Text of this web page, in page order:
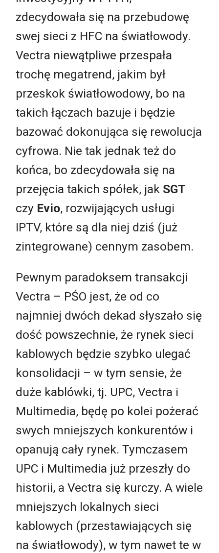
zdecydowała się na przebudowę
swej sieci z HFC na światłowody.
Vectra niewątpliwe przespała
trochę megatrend, jakim był
przeskok światłowodowy, bo na
takich łączach bazuje i będzie
bazować dokonująca się rewolucja
cyfrowa. Nie tak jednak też do
końca, bo zdecydowała się na
przejęcia takich spółek, jak SGT
czy Evio, rozwijających usługi
IPTV, które są dla niej dziś (już
zintegrowane) cennym zasobem.
Pewnym paradoksem transakcji
Vectra – PŚO jest, że od co
najmniej dwóch dekad słyszało się
dość powszechnie, że rynek sieci
kablowych będzie szybko ulegać
konsolidacji – w tym sensie, że
duże kablówki, tj. UPC, Vectra i
Multimedia, będę po kolei pożerać
swych mniejszych konkurentów i
opanują cały rynek. Tymczasem
UPC i Multimedia już przeszły do
historii, a Vectra się kurczy. A wiele
mniejszych lokalnych sieci
kablowych (przestawiających się
na światłowody), w tym nawet te w